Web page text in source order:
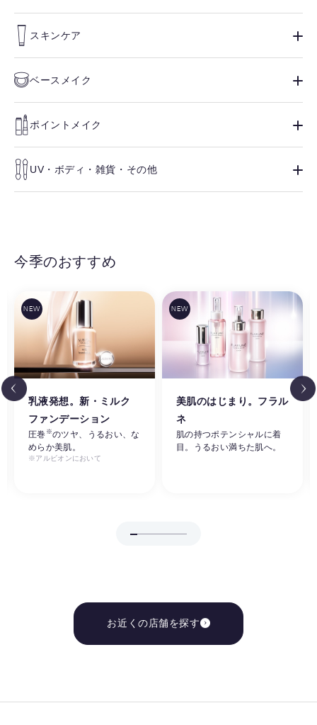
スキンケア
ベースメイク
ポイントメイク
UV・ボディ・雑貨・その他
今季のおすすめ
乳液発想。新・ミルク
ファンデーション
圧巻 ※のツヤ、うるおい、な
めらか美肌。
※アルビオンにおいて
美肌のはじまり。フラル
ネ
肌の持つポテンシャルに着
目。うるおい満ちた肌へ。
お近くの店舗を探す